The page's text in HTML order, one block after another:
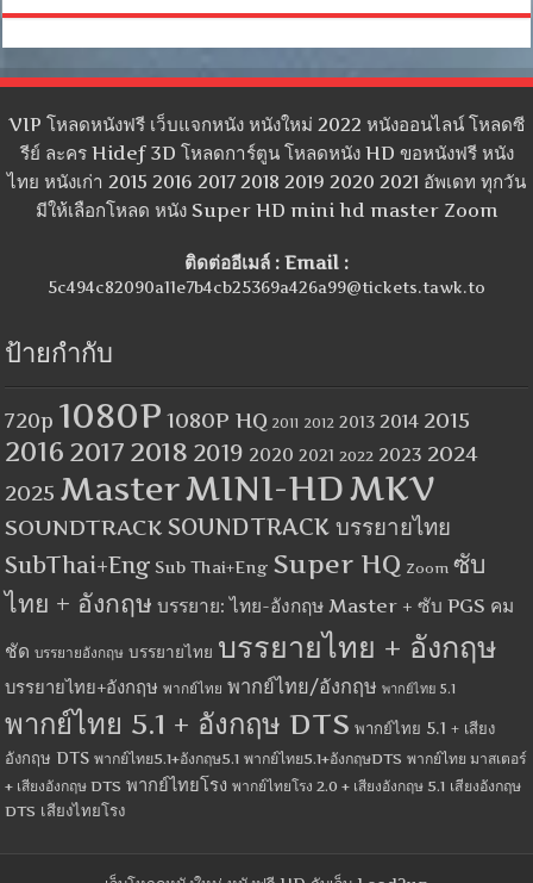
VIP โหลดหนังฟรี เว็บแจกหนัง หนังใหม่ 2022 หนังออนไลน์ โหลดซี
รีย์ ละคร Hidef 3D โหลดการ์ตูน โหลดหนัง HD ขอหนังฟรี หนัง
ไทย หนังเก่า 2015 2016 2017 2018 2019 2020 2021 อัพเดท ทุกวัน
มีให้เลือกโหลด หนัง Super HD mini hd master Zoom
ติดต่ออีเมล์ : Email :
5c494c82090a11e7b4cb25369a426a99@tickets.tawk.to
ป้ายกำกับ
720p 1080P 1080P HQ 2011 2012 2013 2014 2015
2016 2017 2018 2019 2020 2021 2022 2023 2024
2025 MasterMINI-HDMKV
SOUNDTRACK SOUNDTRACK บรรยายไทย
SubThai+Eng Sub Thai+Eng Super HQ Zoom ซับ
ไทย + อังกฤษ บรรยาย: ไทย-อังกฤษ Master + ซับ PGS คม
ชัด บรรยายอังกฤษ บรรยายไทย บรรยายไทย + อังกฤษ
บรรยายไทย+อังกฤษ พากย์ไทย พากย์ไทย/อังกฤษ พากย์ไทย 5.1
พากย์ไทย 5.1 + อังกฤษ DTS พากย์ไทย 5.1 + เสียง
อังกฤษ DTS พากย์ไทย5.1+อังกฤษ5.1 พากย์ไทย5.1+อังกฤษDTS พากย์ไทย มาสเตอร์
+ เสียงอังกฤษ DTS พากย์ไทยโรง พากย์ไทยโรง 2.0 + เสียงอังกฤษ 5.1 เสียงอังกฤษ
DTS เสียงไทยโรง